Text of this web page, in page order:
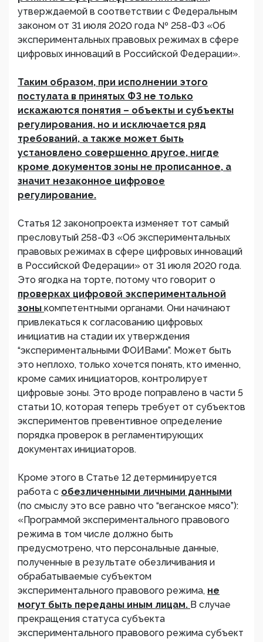
утверждаемой в соответствии с Федеральным
законом от 31 июля 2020 года № 258-ФЗ «Об
экспериментальных правовых режимах в сфере
цифровых инноваций в Российской Федерации».
Таким образом, при исполнении этого
постулата в принятых ФЗ не только
искажаются понятия – объекты и субъекты
регулирования, но и исключается ряд
требований, а также может быть
установлено совершенно другое, нигде
кроме документов зоны не прописанное, а
значит незаконное цифровое
регулирование.
Статья 12 законопроекта изменяет тот самый
пресловутый 258-ФЗ «Об экспериментальных
правовых режимах в сфере цифровых инноваций
в Российской Федерации» от 31 июля 2020 года.
Это ягодка на торте, потому что говорит о
проверках цифровой экспериментальной
зоны компетентными органами. Они начинают
привлекаться к согласованию цифровых
инициатив на стадии их утверждения
“экспериментальными ФОИВами”. Может быть
это неплохо, только хочется понять, кто именно,
кроме самих инициаторов, контролирует
цифровые зоны. Это вроде поправлено в части 5
статьи 10, которая теперь требует от субъектов
экспериментов превентивное определение
порядка проверок в регламентирующих
документах инициаторов.
Кроме этого в Статье 12 детерминируется
работа с обезличенными личными данными
(по смыслу это все равно что “веганское мясо”):
«Программой экспериментального правового
режима в том числе должно быть
предусмотрено, что персональные данные,
полученные в результате обезличивания и
обрабатываемые субъектом
экспериментального правового режима, не
могут быть переданы иным лицам. В случае
прекращения статуса субъекта
экспериментального правового режима субъект